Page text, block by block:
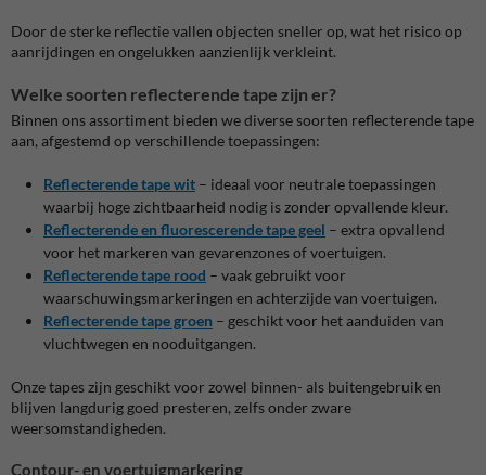
Door de sterke reflectie vallen objecten sneller op, wat het risico op
aanrijdingen en ongelukken aanzienlijk verkleint.
Welke soorten reflecterende tape zijn er?
Binnen ons assortiment bieden we diverse soorten reflecterende tape
aan, afgestemd op verschillende toepassingen:
Reflecterende tape wit – ideaal voor neutrale toepassingen
waarbij hoge zichtbaarheid nodig is zonder opvallende kleur.
Reflecterende en fluorescerende tape geel – extra opvallend
voor het markeren van gevarenzones of voertuigen.
Reflecterende tape rood – vaak gebruikt voor
waarschuwingsmarkeringen en achterzijde van voertuigen.
Reflecterende tape groen – geschikt voor het aanduiden van
vluchtwegen en nooduitgangen.
Onze tapes zijn geschikt voor zowel binnen- als buitengebruik en
blijven langdurig goed presteren, zelfs onder zware
weersomstandigheden.
Contour- en voertuigmarkering